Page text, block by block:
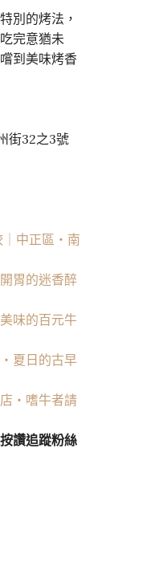
別的烤法，
完意猶未
到美味烤香
街32之3號⠀
｜中正區・南
胃的迷香醉
味的百元牛
夏日的古早
・嗜牛者請
讚追蹤粉絲